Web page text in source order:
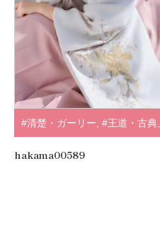
#清楚・ガーリー, #王道・古典,
#ホワイト・クリーム
hakama00589